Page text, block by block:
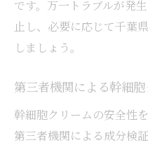
です。万一トラブルが発
止し、必要に応じて千葉
しましょう。
第三者機関による幹細
幹細胞クリームの安全性
第三者機関による成分検